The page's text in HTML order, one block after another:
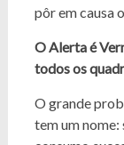
pôr em causa
O Alerta é
todos os
O grande
tem um